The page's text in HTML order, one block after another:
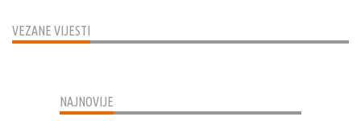
VEZANE VIJESTI
NAJNOVIJE